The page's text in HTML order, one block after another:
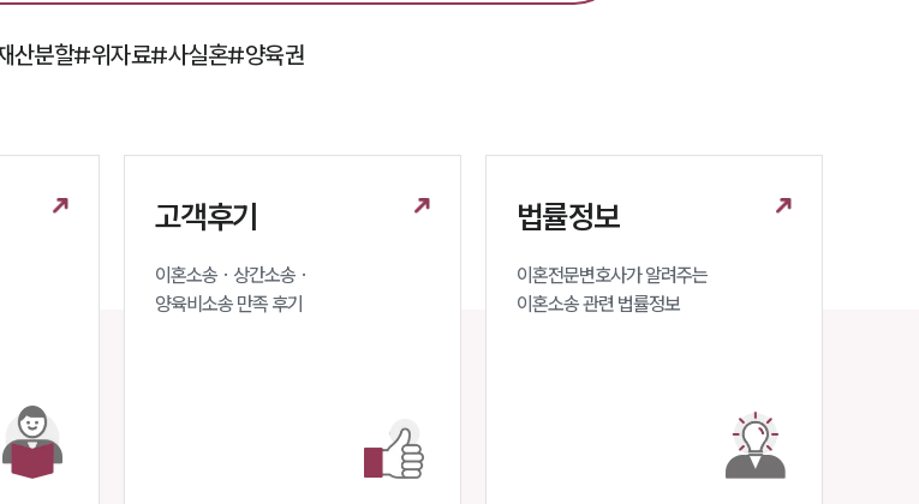
산분할#위자료#사실혼#양육권
고객후기
이혼소송 · 상간소송 ·
양육비소송 만족 후기
법률정보
이혼전문변호사가 알려주는
이혼소송 관련 법률정보